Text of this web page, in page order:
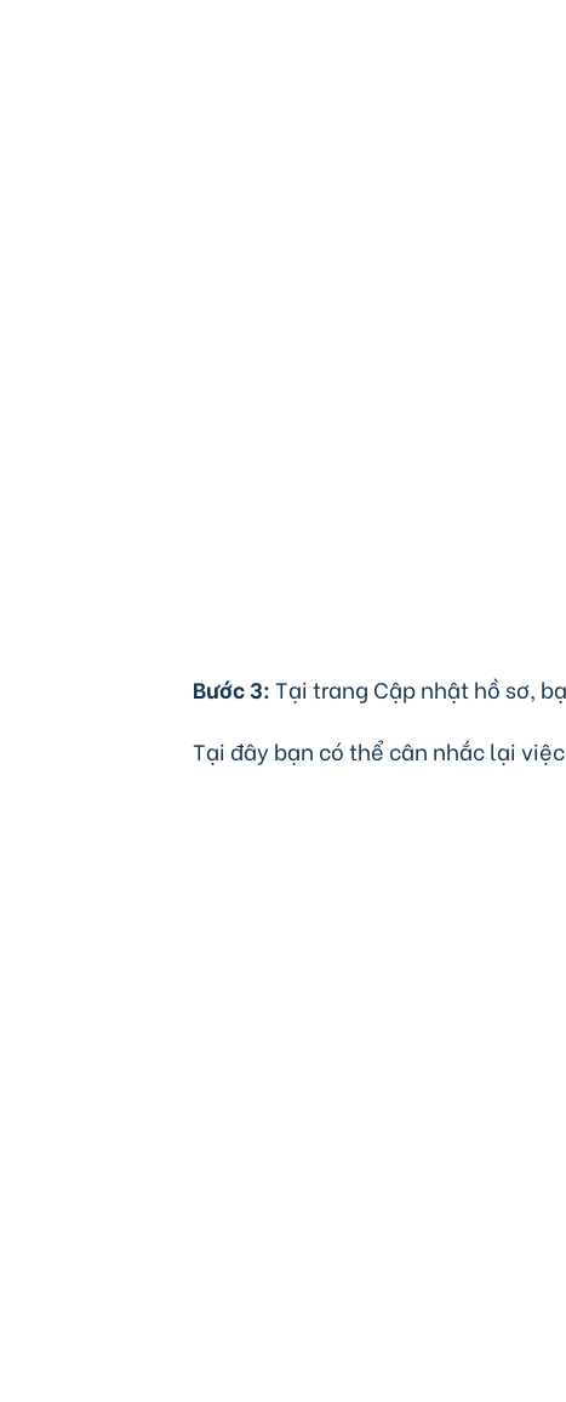
Bước 3:Tại trang Cập nhật hồ sơ,
Tại đây bạn có thể cân nhắc lại